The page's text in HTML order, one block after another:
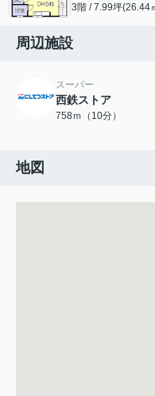
3階 / 7.99坪(26.44
周辺施設
スーパー
西鉄ストア
758ｍ（10分）
地図